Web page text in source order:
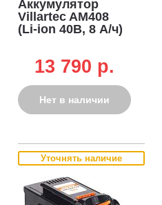
Аккумулятор
Villartec AM408
(Li-ion 40В, 8 А/ч)
13 790 p.
Нет в наличии
Уточнять наличие